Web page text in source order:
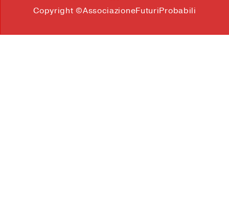
Copyright ©AssociazioneFuturiProbabili